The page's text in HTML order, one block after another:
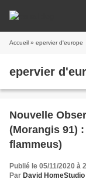
Accueil » epervier d'europe
epervier
Nouvelle
(Morangis 91)
flammeus)
Publié le 05/11/2020 à
Par David HomeStudio